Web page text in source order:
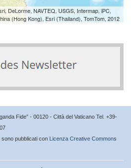
DeLorme, NAVTEQ, USGS, Intermap, iPC,
(Hong Kong), Esri (Thailand), TomTom, 2012
Fide” - 00120 - Città del Vaticano Tel. +39-
sono pubblicati con Licenza Creative Commons